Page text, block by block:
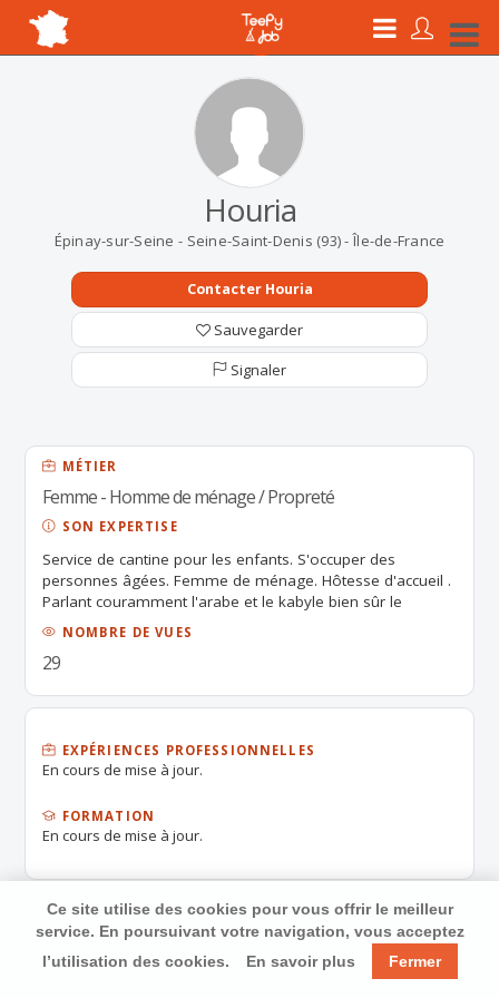
Houria
Épinay-sur-Seine - Seine-Saint-Denis (93) - Île-de-France
Contacter Houria
Sauvegarder
Signaler
MÉTIER
Femme - Homme de ménage / Propreté
SON EXPERTISE
Service de cantine pour les enfants. S'occuper des
personnes âgées. Femme de ménage. Hôtesse d'accueil .
Parlant couramment l'arabe et le kabyle bien sûr le
français
NOMBRE DE VUES
29
EXPÉRIENCES PROFESSIONNELLES
En cours de mise à jour.
FORMATION
En cours de mise à jour.
Ce site utilise des cookies pour vous offrir le meilleur
service. En poursuivant votre navigation, vous acceptez
l’utilisation des cookies.
En savoir plus Fermer